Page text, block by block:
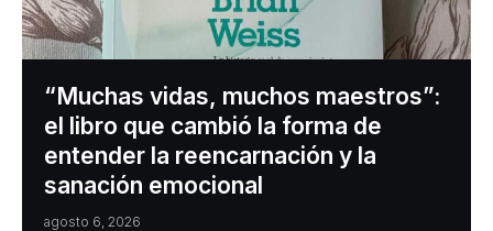
“Muchas vidas, muchos maestros”:
el libro que cambió la forma de
entender la reencarnación y la
sanación emocional
agosto 6, 2026